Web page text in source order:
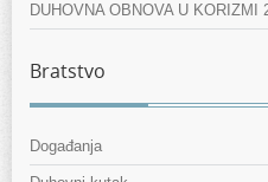
DUHOVNA OBNOVA U KORIZMI
Bratstvo
Događanja